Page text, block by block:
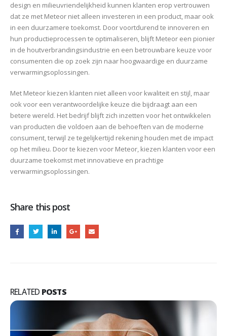
design en milieuvriendelijkheid kunnen klanten erop vertrouwen
dat ze met Meteor niet alleen investeren in een product, maar ook
in een duurzamere toekomst. Door voortdurend te innoveren en
hun productieprocessen te optimaliseren, blijft Meteor een pionier
in de houtverbrandingsindustrie en een betrouwbare keuze voor
consumenten die op zoek zijn naar hoogwaardige en duurzame
verwarmingsoplossingen.
Met Meteor kiezen klanten niet alleen voor kwaliteit en stijl, maar
ook voor een verantwoordelijke keuze die bijdraagt aan een
betere wereld. Het bedrijf blijft zich inzetten voor het ontwikkelen
van producten die voldoen aan de behoeften van de moderne
consument, terwijl ze tegelijkertijd rekening houden met de impact
op het milieu. Door te kiezen voor Meteor, kiezen klanten voor een
duurzame toekomst met innovatieve en prachtige
verwarmingsoplossingen.
Share this post
RELATED POSTS